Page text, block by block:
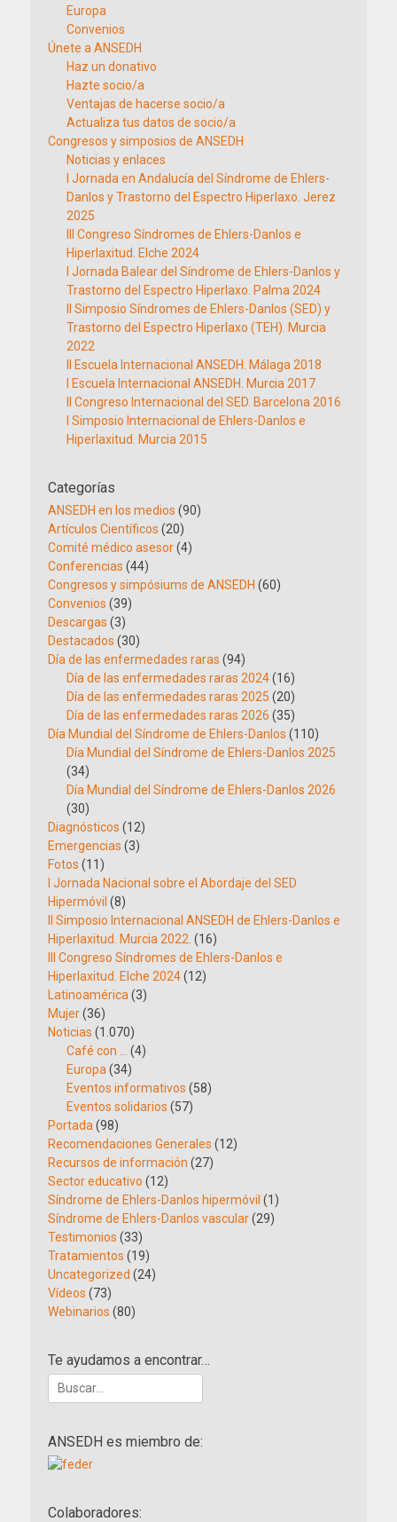
Europa
Convenios
Únete a ANSEDH
Haz un donativo
Hazte socio/a
Ventajas de hacerse socio/a
Actualiza tus datos de socio/a
Congresos y simposios de ANSEDH
Noticias y enlaces
I Jornada en Andalucía del Síndrome de Ehlers-
Danlos y Trastorno del Espectro Hiperlaxo. Jerez
2025
III Congreso Síndromes de Ehlers-Danlos e
Hiperlaxitud. Elche 2024
I Jornada Balear del Síndrome de Ehlers-Danlos y
Trastorno del Espectro Hiperlaxo. Palma 2024
II Simposio Síndromes de Ehlers-Danlos (SED) y
Trastorno del Espectro Hiperlaxo (TEH). Murcia
2022
II Escuela Internacional ANSEDH. Málaga 2018
I Escuela Internacional ANSEDH. Murcia 2017
II Congreso Internacional del SED. Barcelona 2016
I Simposio Internacional de Ehlers-Danlos e
Hiperlaxitud. Murcia 2015
Categorías
ANSEDH en los medios (90)
Artículos Científicos (20)
Comité médico asesor(4)
Conferencias (44)
Congresos y simpósiums de ANSEDH (60)
Convenios (39)
Descargas (3)
Destacados (30)
Día de las enfermedades raras (94)
Día de las enfermedades raras 2024(16)
Día de las enfermedades raras 2025 (20)
Día de las enfermedades raras 2026 (35)
Día Mundial del Síndrome de Ehlers-Danlos (110)
Día Mundial del Síndrome de Ehlers-Danlos 2025
(34)
Día Mundial del Síndrome de Ehlers-Danlos 2026
(30)
Diagnósticos (12)
Emergencias (3)
Fotos (11)
I Jornada Nacional sobre el Abordaje del SED
Hipermóvil (8)
II Simposio Internacional ANSEDH de Ehlers-Danlos e
Hiperlaxitud. Murcia 2022. (16)
III Congreso Síndromes de Ehlers-Danlos e
Hiperlaxitud. Elche 2024(12)
Latinoamérica (3)
Mujer(36)
Noticias (1.070)
Café con …
(4)
Europa (34)
Eventos informativos (58)
Eventos solidarios (57)
Portada (98)
Recomendaciones Generales (12)
Recursos de información (27)
Sector educativo (12)
Síndrome de Ehlers-Danlos hipermóvil (1)
Síndrome de Ehlers-Danlos vascular(29)
Testimonios (33)
Tratamientos (19)
Uncategorized (24)
Vídeos (73)
Webinarios (80)
Te ayudamos a encontrar…
Buscar:
ANSEDH es miembro de:
Colaboradores: